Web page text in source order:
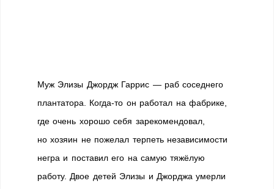
Муж Элизы Джордж Гаррис — раб соседнего
плантатора. Когда-то он работал на фабрике,
где очень хорошо себя зарекомендовал,
но хозяин не пожелал терпеть независимости
негра и поставил его на самую тяжёлую
работу. Двое детей Элизы и Джорджа умерли